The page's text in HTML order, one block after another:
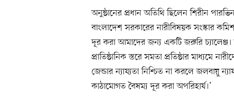
অনুষ্ঠানের প্রধান অতিথি ছিলেন শিরীন
বাংলাদেশ সরকারের নারীবিষয়ক সংস্কার
দূর করা আমাদের জন্য একটি জরুরি
প্রাতিষ্ঠানিক স্তরে সমতা প্রতিষ্ঠার মাধ্যমে
জেন্ডার ন্যায্যতা নিশ্চিত না করলে জলবায়ু
কাঠামোগত বৈষম্য দূর করা অপরিহার্য।’